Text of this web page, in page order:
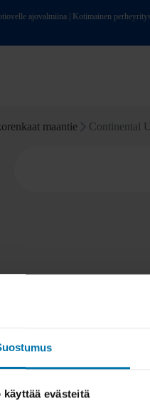
käyttää evästeitä
ajovalmiina | Kotimainen perheyritys
maantie Continental